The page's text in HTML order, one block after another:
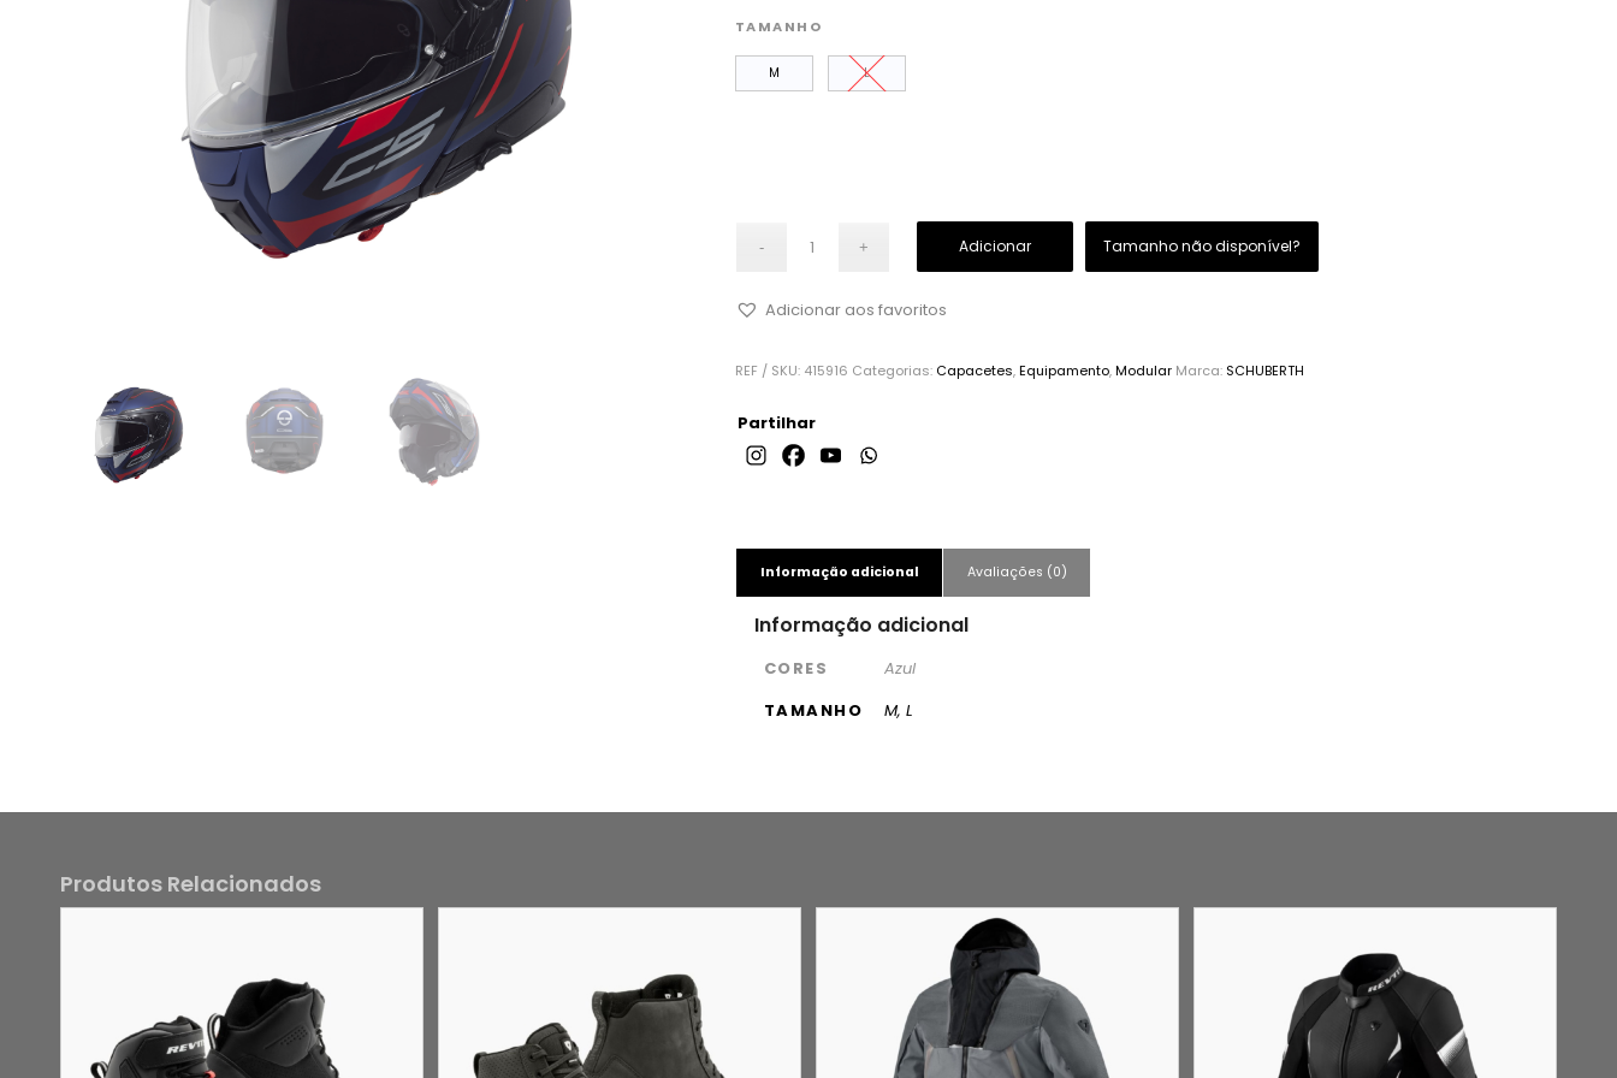
TAMANHO
M L
Adicionar Tamanho não disponível?
Adicionar aos favoritos
REF / SKU: 415916 Categorias: Capacetes,Equipamento,Modular Marca: SCHUBERTH
Partilhar
Informação adicional Avaliações (0)
Informação adicional
CORES
Azul
TAMANHO
M, L
Produtos Relacionados